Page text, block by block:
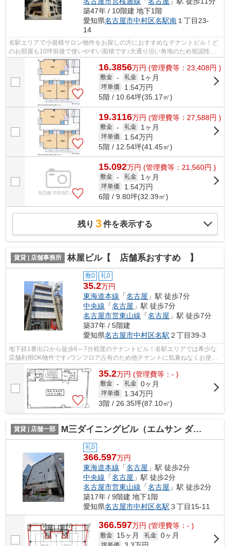
築47年 / 10階建 地下1階
愛知県名古屋市中村区名駅南 １丁目23-
14
名駅エリアで小規模サロン物件をお探しの方におすすめなテナントビル！ど
のお部屋も10坪前後で使いやすい面積です♪大通り沿い角地のため視認性も
◎再開発で今後更に注目が集まる笹島エ...
16.3856万円 (管理費等：23,408円 )
敷金 - 礼金 1ヶ月
坪単価 1.54万円
5階 / 10.64坪(35.17㎡)
19.3116万円 (管理費等：27,588円 )
敷金 - 礼金 1ヶ月
坪単価 1.54万円
5階 / 12.54坪(41.45㎡)
15.092万円 (管理費等：21,560円 )
敷金 - 礼金 1ヶ月
坪単価 1.54万円
6階 / 9.80坪(32.39㎡)
残り 3件を表示する
賃貸 | 店舗事務所 林屋ビル【 店舗系おすすめ 】
敷0 礼0
35.2万円
東海道本線 「名古屋 」駅 徒歩7分
中央線 「名古屋 」駅 徒歩7分
名古屋市営東山線 「名古屋 」駅 徒歩7分
築37年 / 5階建
愛知県名古屋市中村区名駅 ２丁目39-3
地下鉄1番出口から徒歩6～7分程度のテナントビル！名駅エリアでは希少な
店舗利用OK物件です♪ワンフロア占有のため他テナントに気兼ねなくお使い
頂けます。エステサロンおすすめ！
35.2万円 (管理費等：- )
敷金 - 礼金 0ヶ月
坪単価 1.34万円
3階 / 26.35坪(87.10㎡)
賃貸 | 店舗一部 M三ダイニングビル（エムサン ダイニングビル）【 飲食系おすすめ 】
礼0
366.597万円
東海道本線 「名古屋 」駅 徒歩2分
中央線 「名古屋 」駅 徒歩2分
名古屋市営東山線 「名古屋 」駅 徒歩2分
築17年 / 9階建 地下1階
愛知県名古屋市中村区名駅 ３丁目15-11
366.597万円 (管理費等：- )
敷金 15ヶ月 礼金 0ヶ月